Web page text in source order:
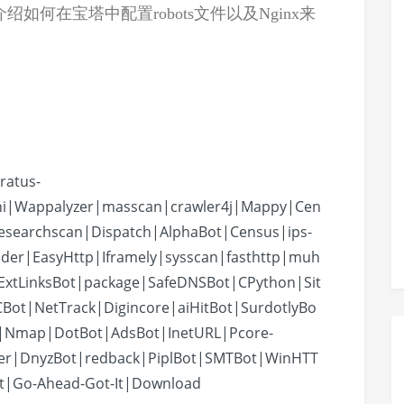
如何在宝塔中配置robots文件以及Nginx来
Ahead-Got-It|Download